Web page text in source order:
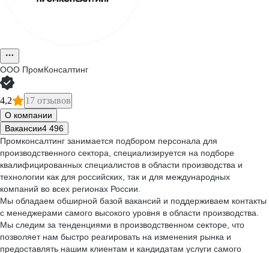
ООО ПромКонсалтинг
4,2 17 отзывов
О компании
Вакансии4 496
Промконсалтинг занимается подбором персонала для
производственного сектора, специализируется на подборе
квалифицированных специалистов в области производства и
технологии как для российских, так и для международных
компаний во всех регионах России.
Мы обладаем обширной базой вакансий и поддерживаем контакты
с менеджерами самого высокого уровня в области производства.
Мы следим за тенденциями в производственном секторе, что
позволяет нам быстро реагировать на изменения рынка и
предоставлять нашим клиентам и кандидатам услуги самого